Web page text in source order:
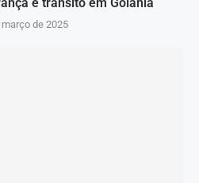
de 2025